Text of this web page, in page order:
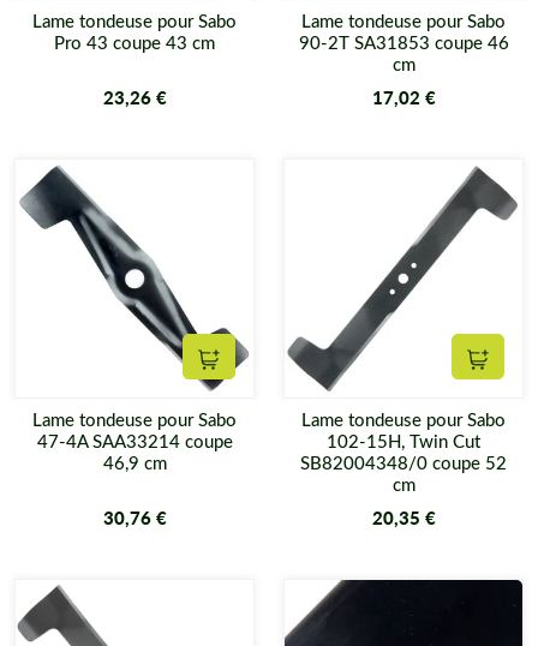
Lame tondeuse pour Sabo
Pro 43 coupe 43 cm
23,26 €
Lame tondeuse pour Sabo
90-2T SA31853 coupe 46
cm
17,02 €
Ajouter au panier
Lame tondeuse pour Sabo
47-4A SAA33214 coupe
46,9 cm
30,76 €
Lame tondeuse pour Sabo
102-15H, Twin Cut
SB82004348/0 coupe 52
cm
20,35 €